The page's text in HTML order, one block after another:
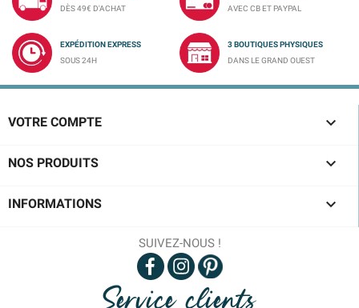
DÈS 49€ D'ACHAT
AVEC CB ET PAYPAL
EXPÉDITION EXPRESS
SOUS 24H
3 BOUTIQUES PHYSIQUES
DANS LE GRAND OUEST
VOTRE COMPTE 
NOS PRODUITS 
INFORMATIONS 
SUIVEZ-NOUS !